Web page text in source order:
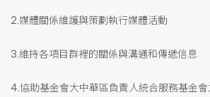
2.媒體關係維護與策劃執行媒體活動
3.維持各項目群裡的關係與溝通和傳遞信息
4.協助基金會大中華區負責人統合服務基金